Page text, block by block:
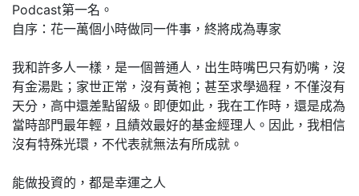
Podcast第一名。
自序：花一萬個小時做同一件事，終將成為專家
我和許多人一樣，是一個普通人，出生時嘴巴只有奶嘴，沒
有金湯匙；家世正常，沒有黃袍；甚至求學過程，不僅沒有
天分，高中還差點留級。即便如此，我在工作時，還是成為
當時部門最年輕，且績效最好的基金經理人。因此，我相信
沒有特殊光環，不代表就無法有所成就。
能做投資的，都是幸運之人